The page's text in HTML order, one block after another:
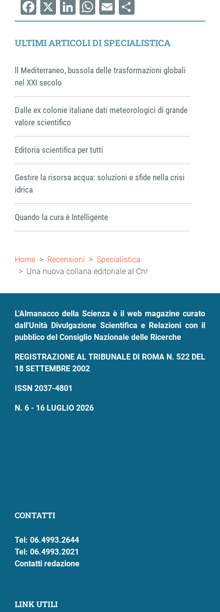
Facebook
X LinkedIn
WhatsApp
EmailShare
ULTIMI ARTICOLI DI SPECIALISTICA
ll Mediterraneo, bussola delle trasformazioni globali
nel XXI secolo
Dalle ex colonie italiane dati meteorologici di grande
valore scientifico
Editoria scientifica per tutti
Gestire la risorsa acqua: soluzioni e sfide nella crisi
idrica
Quando la cura è Intelligente
Briciole
di
pane
Home Recensioni
Specialistica
Una nuova collana editoriale al Cnr
L'Almanacco della Scienza è il web magazine curato
dall'Unità Divulgazione Scientifica e Relazioni con il
pubblico del Consiglio Nazionale delle Ricerche
REGISTRAZIONE AL TRIBUNALE DI ROMA N. 522 DEL
18 SETTEMBRE 2002
ISSN 2037-4801
N. 6 - 16 LUGLIO 2026
CONTATTI
Tel: 06.4993.2644
Tel: 06.4993.2021
Contatti redazione
LINK UTILI